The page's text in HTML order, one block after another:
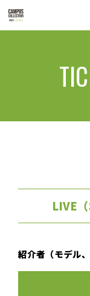
TICKET /
CONTACT
LIVE
紹介者（モデル